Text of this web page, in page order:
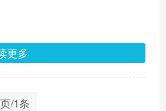
更多
/1条